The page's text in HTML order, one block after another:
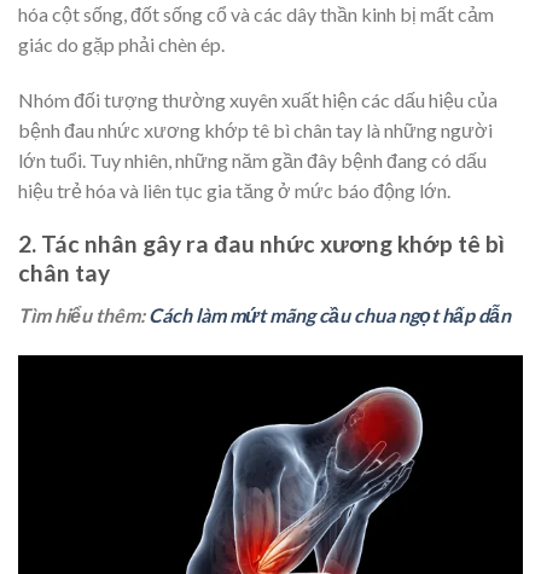
hóa cột sống, đốt sống cổ và các dây thần kinh bị mất cảm
giác do gặp phải chèn ép.
Nhóm đối tượng thường xuyên xuất hiện các dấu hiệu của
bệnh đau nhức xương khớp tê bì chân tay là những người
lớn tuổi. Tuy nhiên, những năm gần đây bệnh đang có dấu
hiệu trẻ hóa và liên tục gia tăng ở mức báo động lớn.
2. Tác nhân gây ra đau nhức xương khớp tê bì
chân tay
Tìm hiểu thêm:Cách làm mứt mãng cầu chua ngọt hấp dẫn